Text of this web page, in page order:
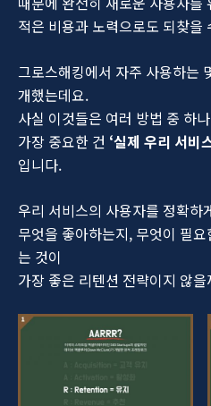
적은 비용과 노력으로도 되찾을
그로스해킹에서 자주 사용하는
개했는데요.
사실 이것들은 여러 방법 중 하
가장 중요한 건 ‘실제 우리 서비
입니다.
우리 서비스의 사용자를 정확하
무엇을 좋아하는지, 무엇이 필
는 것이
가장 좋은 리텐션 전략이지 않